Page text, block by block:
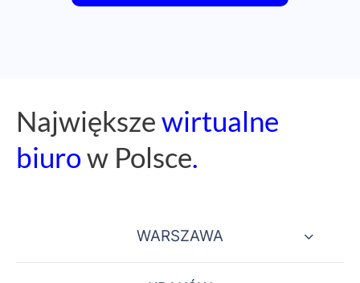
Największewirtualne
biurow Polsce.
WARSZAWA